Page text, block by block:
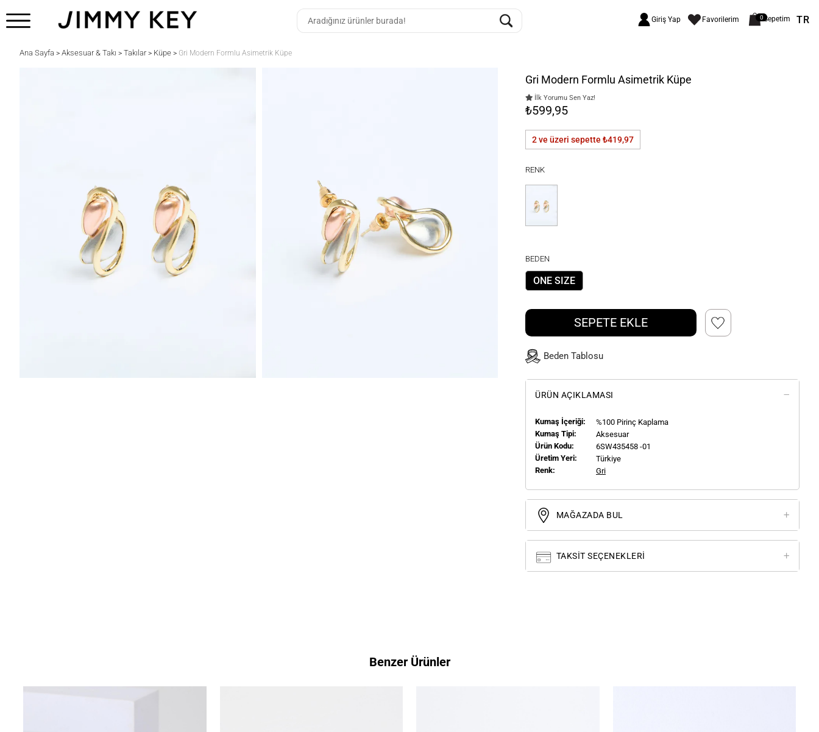
Giriş Yap Favorilerim 0Sepetim TR
Ana Sayfa > Aksesuar & Takı > Takılar> Küpe > Gri Modern Formlu Asimetrik Küpe
Gri Modern Formlu Asimetrik Küpe
İlk Yorumu Sen Yaz!
₺599,95
2 ve üzeri sepette ₺419,97
RENK
BEDEN
ONE SIZE
SEPETE EKLE
Beden Tablosu
ÜRÜN AÇIKLAMASI
Kumaş İçeriği:
%100 Pirinç Kaplama
Kumaş Tipi:
Aksesuar
Ürün Kodu:
6SW435458 -01
Üretim Yeri:
Türkiye
Renk:
Gri
MAĞAZADA BUL
TAKSIT SEÇENEKLERI
Benzer Ürünler